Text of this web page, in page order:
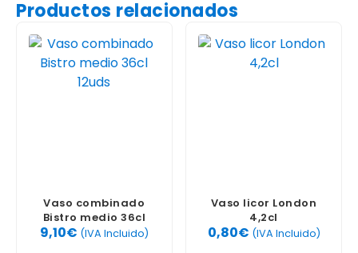
Productos relacionados
Vaso combinado
Bistro medio 36cl
12uds
9,10€ (IVA Incluido)
Vaso licor London
4,2cl
0,80€ (IVA Incluido)